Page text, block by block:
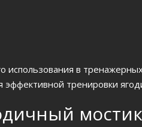
в
эффективной тренировки
мостик